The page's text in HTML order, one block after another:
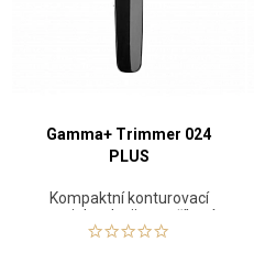
Gamma+ Trimmer 024
PLUS
Kompaktní konturovací
strojek s dvojitou stříhací
hlavicí